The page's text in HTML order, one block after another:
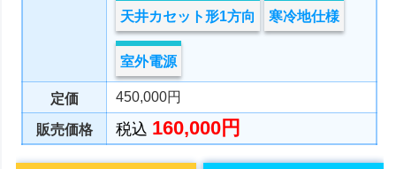
天井カセット形1方向 寒冷地仕様
室外電源
定価 450,000円
販売価格 税込 160,000円